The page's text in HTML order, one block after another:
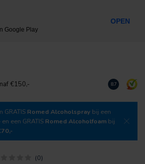
€150,- Download
8.7
GRATIS Romed Alcoholspray bij een
en een GRATIS Romed Alcoholfoam bij
(0)
Google Play
OPEN